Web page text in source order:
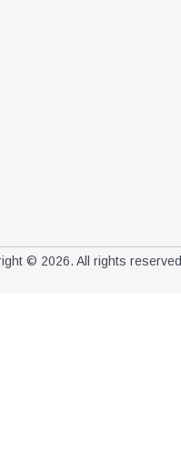
© 2026. All rights reserved